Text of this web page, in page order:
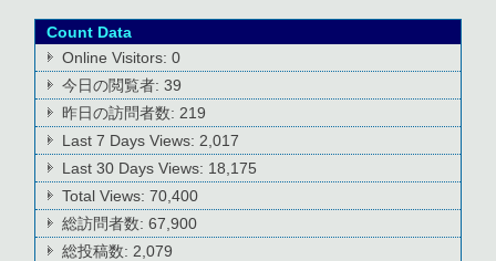
Count Data
Online Visitors:0
今日の閲覧者:39
昨日の訪問者数: 219
Last 7 Days Views: 2,017
Last 30 Days Views: 18,175
Total Views:70,400
総訪問者数:67,900
総投稿数: 2,079